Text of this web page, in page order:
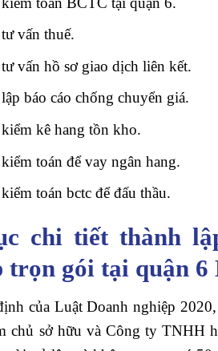
vấn thuế.
vấn hồ sơ giao dịch liên kết.
báo cáo chống chuyển giá.
kê hang tồn kho.
toán để vay ngân hang.
toán bctc để đấu thầu.
chi tiết thành
trọn gói tại quận 6
của Luật Doanh nghiệp
chủ sở hữu và Công ty TNHH